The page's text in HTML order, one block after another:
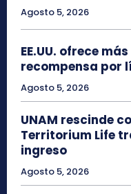
Agosto 5, 2026
EE.UU. ofrece
recompensa por
Agosto 5, 2026
UNAM rescinde
Territorium Life
ingreso
Agosto 5, 2026